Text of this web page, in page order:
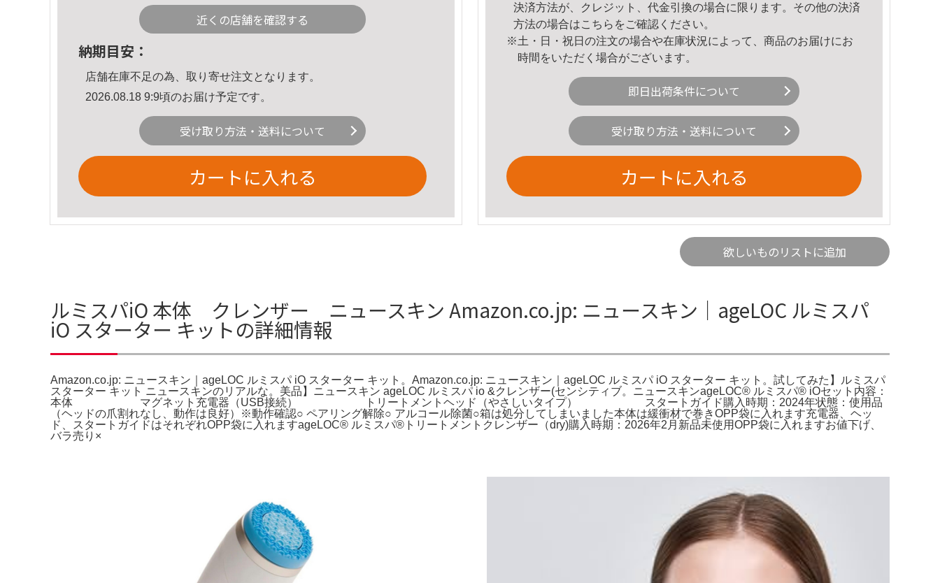
近くの店舗を確認する
納期目安：
店舗在庫不足の為、取り寄せ注文となります。
2026.08.18 9:9頃のお届け予定です。
受け取り方法・送料について
カートに入れる
決済方法が、クレジット、代金引換の場合に限ります。その他の決済
方法の場合はこちら をご確認ください。
※土・日・祝日の注文の場合や在庫状況によって、商品のお届けにお
時間をいただく場合がございます。
即日出荷条件について
受け取り方法・送料について
カートに入れる
欲しいものリストに追加
ルミスパiO 本体 クレンザー ニュースキン Amazon.co.jp: ニュースキン｜ageLOC ルミスパ
iO スターター キットの詳細情報
Amazon.co.jp: ニュースキン｜ageLOC ルミスパ iO スターター キット。Amazon.co.jp: ニュースキン｜ageLOC ルミスパ iO スターター キット。試してみた】ルミスパ
スターター キット ニュースキンのリアルな。美品】ニュースキン ageLOC ルミスパ io &クレンザー(センシティブ。ニュースキンageLOC®︎ ルミスパ®︎ iOセット内容：
本体 マグネット充電器（USB接続） トリートメントヘッド（やさしいタイプ） スタートガイド購入時期：2024年状態：使用品
（ヘッドの爪割れなし、動作は良好）※動作確認○ ペアリング解除○ アルコール除菌○箱は処分してしまいました本体は緩衝材で巻きOPP袋に入れます充電器、ヘッ
ド、スタートガイドはそれぞれOPP袋に入れますageLOC® ルミスパ®トリートメントクレンザー（dry)購入時期：2026年2月新品未使用OPP袋に入れますお値下げ、
バラ売り×